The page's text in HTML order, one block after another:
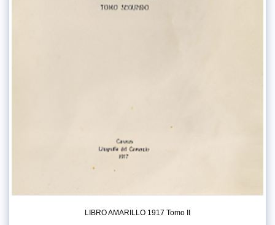
LIBRO AMARILLO 1917 Tomo II